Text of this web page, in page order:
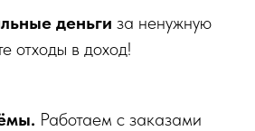
деньги за ненужную
отходы в доход!
Работаем с заказами